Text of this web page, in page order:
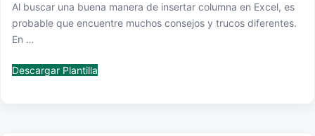
Al buscar una buena manera de insertar columna en Excel, es
probable que encuentre muchos consejos y trucos diferentes.
En …
Descargar Plantilla